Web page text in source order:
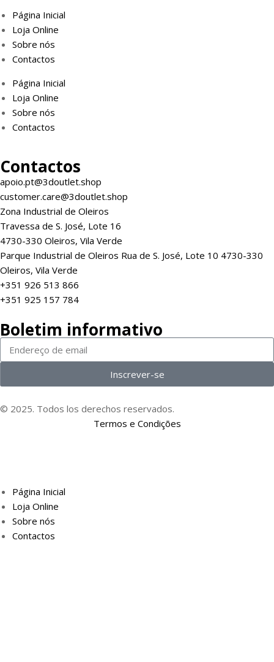
Página Inicial
Loja Online
Sobre nós
Contactos
Página Inicial
Loja Online
Sobre nós
Contactos
Contactos
apoio.pt@3doutlet.shop
customer.care@3doutlet.shop
Zona Industrial de Oleiros
Travessa de S. José, Lote 16
4730-330 Oleiros, Vila Verde
Parque Industrial de Oleiros Rua de S. José, Lote 10 4730-330
Oleiros, Vila Verde
+351 926 513 866
+351 925 157 784
Boletim informativo
Inscrever-se
© 2025. Todos los derechos reservados.
Termos e Condições
Página Inicial
Loja Online
Sobre nós
Contactos